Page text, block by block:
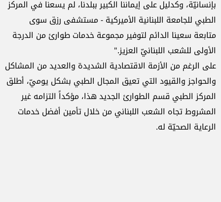
بإنسانيّة، وكدليل على إيماننا الكبير ببلدنا، لم يسعنا في المركز
الطبي للجامعة اللبنانية الأميركية - مستشفى رزق سوى
متابعة سعينا الدائم لتوفير مجموعة خدمات طوارئ من الدرجة
الأولى للشعب اللبنانيّ العزيز."
على الرغم من الأزمة الاقتصادية الشديدة والعديد من المشاكل
والحواجز والقيود التي تعيق المجال الطبي بشكل يوميّ، أطلق
المركز الطبي قسم الطوارئ الجديد هذا، مؤكداً التزامه غير
المشروط تجاه الشعب اللبناني من خلال تأمين أفضل خدمات
الرعاية الصحيّة له.